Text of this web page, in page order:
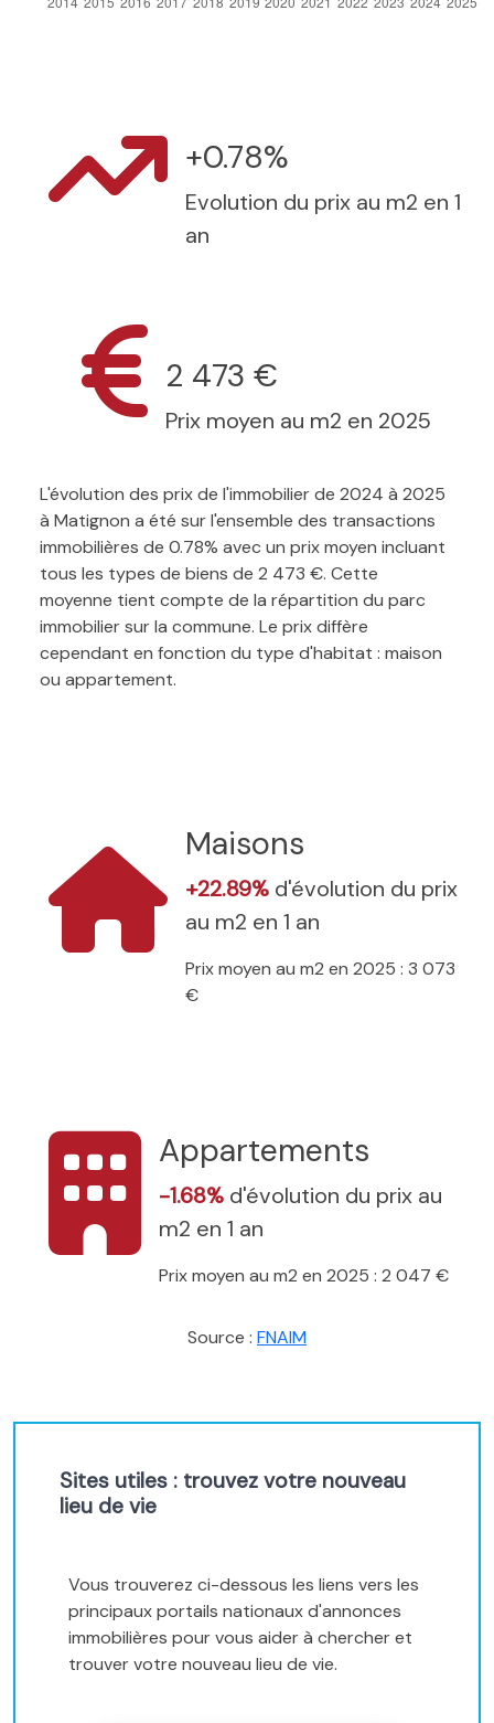
+0.78%
Evolution du prix au m2 en 1
an
2 473 €
Prix moyen au m2 en 2025
L'évolution des prix de l'immobilier de 2024 à 2025
à Matignon a été sur l'ensemble des transactions
immobilières de 0.78% avec un prix moyen incluant
tous les types de biens de 2 473 €. Cette
moyenne tient compte de la répartition du parc
immobilier sur la commune. Le prix diffère
cependant en fonction du type d'habitat : maison
ou appartement.
Maisons
+22.89% d'évolution du prix
au m2 en 1 an
Prix moyen au m2 en 2025 : 3 073
€
Appartements
-1.68% d'évolution du prix au
m2 en 1 an
Prix moyen au m2 en 2025 : 2 047 €
Source : FNAIM
Sites utiles : trouvez votre nouveau
lieu de vie
Vous trouverez ci-dessous les liens vers les
principaux portails nationaux d'annonces
immobilières pour vous aider à chercher et
trouver votre nouveau lieu de vie.